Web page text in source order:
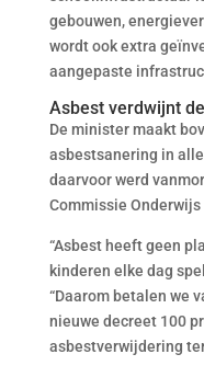
gebouwen,
wordt ook extra
aangepaste
Asbest verdwijnt
De minister maakt
asbestsanering in
daarvoor werd
Commissie
“Asbest heeft geen
kinderen elke dag
“Daarom betalen we
nieuwe decreet 100
asbestverwijdering